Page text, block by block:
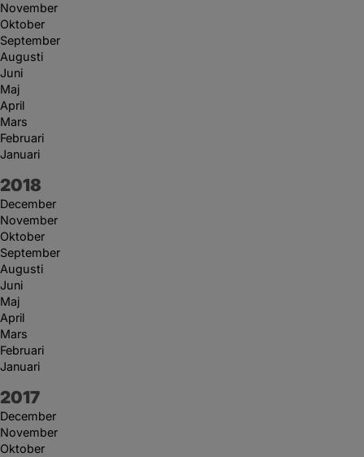
November
Oktober
September
Augusti
Juni
Maj
April
Mars
Februari
Januari
År:
2018
December
November
Oktober
September
Augusti
Juni
Maj
April
Mars
Februari
Januari
År:
2017
December
November
Oktober